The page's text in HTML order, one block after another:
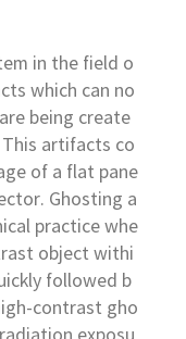
in the field o
which can no
being create
artifacts co
of a flat pane
Ghosting a
practice whe
object withi
followed b
contrast gho